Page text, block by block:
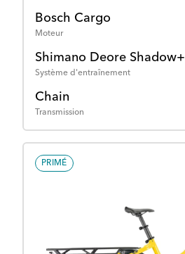
Bosch Cargo
Moteur
Shimano Deore Shadow+
Système d'entraînement
Chain
Transmission
PRIMÉ